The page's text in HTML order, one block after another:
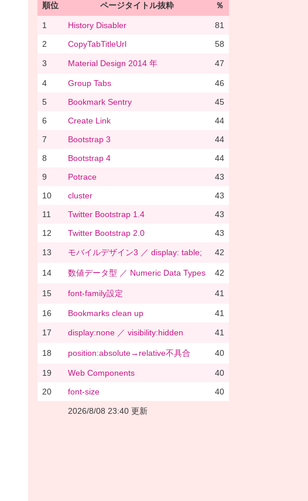
順位 ページタイトル抜粋 ％
1 History Disabler
81
2
CopyTabTitleUrl 58
3 Material Design 2014 年 47
4 Group Tabs
46
5
Bookmark Sentry
45
6
Create Link
44
7
Bootstrap 3
44
8
Bootstrap 4
44
9
Potrace
43
10
cluster
43
11
Twitter Bootstrap 1.4
43
12
Twitter Bootstrap 2.0 43
13 モバイルデザイン3 ／ display: table; 42
14 数値データ型 ／ Numeric Data Types 42
15 font-family設定 41
16 Bookmarks clean up 41
17 display:none ／ visibility:hidden 41
18 position:absolute→relative不具合 40
19 Web Components
40
20
font-size 40
2026/8/08 23:40 更新